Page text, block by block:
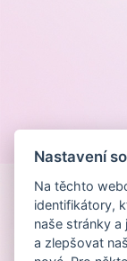
Nastavení
Na těchto
identifikátory,
naše stránky
a zlepšovat